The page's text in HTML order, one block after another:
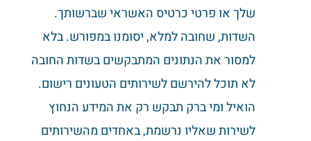
שלך או פרטי כרטיס האשראי שברשותך.
השדות, שחובה למלא, יסומנו במפורש. בלא
למסור את הנתונים המתבקשים בשדות החובה
לא תוכל להירשם לשירותים הטעונים רישום.
הואיל ומי ברק תבקש רק את המידע הנחוץ
לשירות שאליו נרשמת, באחדים מהשירותים